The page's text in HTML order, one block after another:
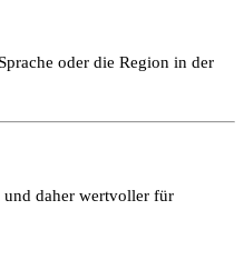
oder die Region in der
und daher wertvoller für